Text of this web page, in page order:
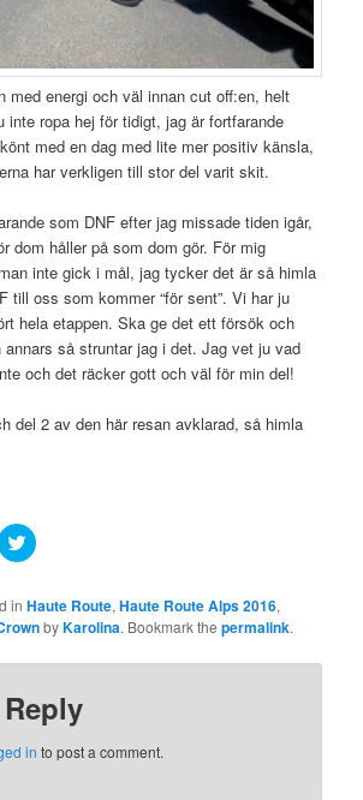
med energi och väl innan cut off:en, helt
inte ropa hej för tidigt, jag är fortfarande
med en dag med lite mer positiv känsla,
har verkligen till stor del varit skit.
som DNF efter jag missade tiden igår,
dom håller på som dom gör. För mig
inte gick i mål, jag tycker det är så himla
till oss som kommer “för sent”. Vi har ju
hela etappen. Ska ge det ett försök och
så struntar jag i det. Jag vet ju vad
och det räcker gott och väl för min del!
del 2 av den här resan avklarad, så himla
Click
to
Twitter
(Opens
in
window)
inHaute Route,Haute Route Alps 2016,
byKarolina. Bookmark thepermalink.
in to post a comment.